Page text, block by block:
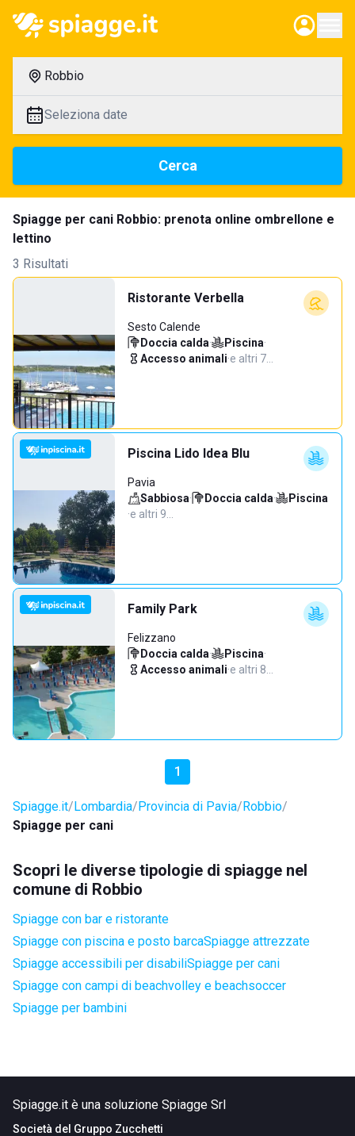
Robbio
Seleziona date
Cerca
Spiagge per cani Robbio: prenota online ombrellone e
lettino
3 Risultati
Ristorante Verbella
Sesto Calende
Doccia calda· Piscina·
Accesso animali·e altri 7…
Piscina Lido Idea Blu
Pavia
Sabbiosa· Doccia calda·
Piscina
·e altri 9…
Family Park
Felizzano
Doccia calda· Piscina·
Accesso animali·e altri 8…
1
Spiagge.it Lombardia Provincia di Pavia Robbio
Spiagge per cani
Scopri le diverse tipologie di spiagge nel
comune di Robbio
Spiagge con bar e ristorante
Spiagge con piscina e posto barcaSpiagge attrezzate
Spiagge accessibili per disabiliSpiagge per cani
Spiagge con campi di beachvolley e beachsoccer
Spiagge per bambini
Spiagge.it è una soluzione Spiagge Srl
Società del Gruppo Zucchetti